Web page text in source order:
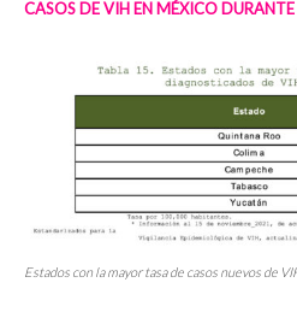
CASOS DE VIH EN MÉXICO
Estados con la mayor tasa de casos nuevos de